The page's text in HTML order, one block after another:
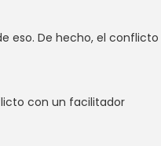
eso. De hecho, el conflicto
con un facilitador